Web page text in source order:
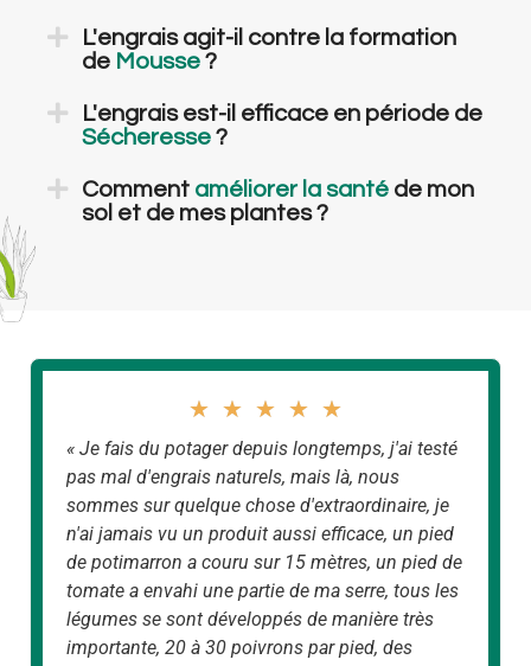
L'engrais agit-il contre la formation
de Mousse ?
L'engrais est-il efficace en période de
Sécheresse ?
Comment améliorer la santé de mon
sol et de mes plantes ?
★ ★ ★ ★ ★
« Je fais du potager depuis longtemps, j'ai testé
pas mal d'engrais naturels, mais là, nous
sommes sur quelque chose d'extraordinaire, je
n'ai jamais vu un produit aussi efficace, un pied
de potimarron a couru sur 15 mètres, un pied de
tomate a envahi une partie de ma serre, tous les
légumes se sont développés de manière très
importante, 20 à 30 poivrons par pied, des